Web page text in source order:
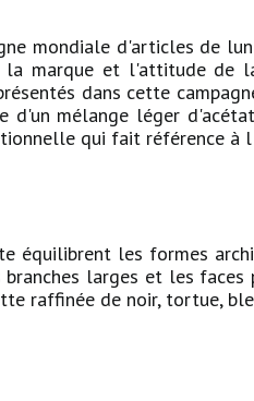
mondiale d'articles de
marque et l'attitude de
dans cette
d'un mélange léger
qui fait référence à
équilibrent les formes
larges et les
raffinée de noir, tortue,